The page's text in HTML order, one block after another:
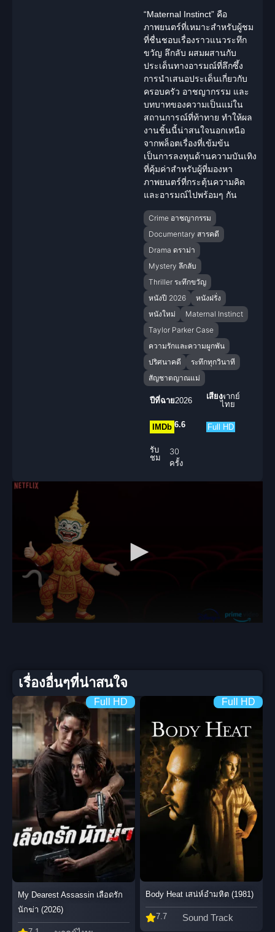
“Maternal Instinct” คือ
ภาพยนตร์ที่เหมาะสำหรับผู้ชม
ที่ชื่นชอบเรื่องราวแนวระทึก
ขวัญ ลึกลับ ผสมผสานกับ
ประเด็นทางอารมณ์ที่ลึกซึ้ง
การนำเสนอประเด็นเกี่ยวกับ
ครอบครัว อาชญากรรม และ
บทบาทของความเป็นแม่ใน
สถานการณ์ที่ท้าทาย ทำให้ผล
งานชิ้นนี้น่าสนใจนอกเหนือ
จากพล็อตเรื่องที่เข้มข้น
เป็นการลงทุนด้านความบันเทิง
ที่คุ้มค่าสำหรับผู้ที่มองหา
ภาพยนตร์ที่กระตุ้นความคิด
และอารมณ์ไปพร้อมๆ กัน
Crime อาชญากรรม
Documentary สารคดี
Drama ดราม่า
Mystery ลึกลับ
Thriller ระทึกขวัญ
หนังปี 2026
หนังฝรั่ง
หนังใหม่
Maternal Instinct
Taylor Parker Case
ความรักและความผูกพัน
ปริศนาคดี
ระทึกทุกวินาที
สัญชาตญาณแม่
ปีที่ฉาย2026 เสียงพากย์
ไทย
IMDb 6.6 Full HD
รับ
ชม
30
ครั้ง
เรื่องอื่นๆที่น่าสนใจ
Full HD
My Dearest Assassin เลือดรัก
นักฆ่า (2026)
Full HD
Body Heat เสน่ห์อำมหิต (1981)
7.7 Sound Track